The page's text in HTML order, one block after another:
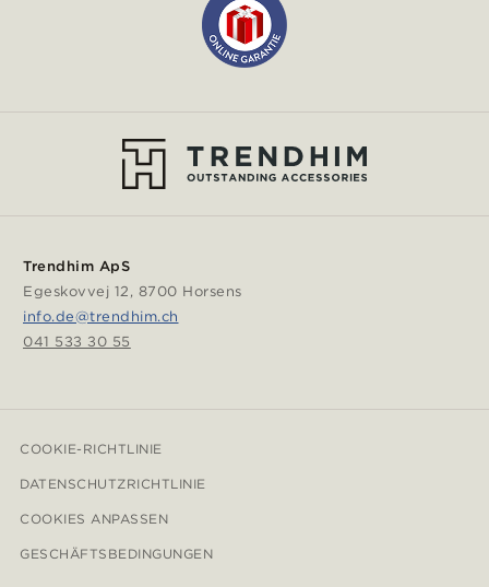
Trendhim ApS
Egeskovvej 12, 8700 Horsens
info.de@trendhim.ch
041 533 30 55
COOKIE-RICHTLINIE
DATENSCHUTZRICHTLINIE
COOKIES ANPASSEN
GESCHÄFTSBEDINGUNGEN